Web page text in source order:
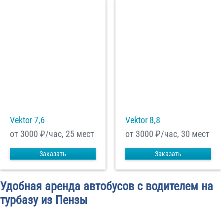
Vektor 7,6
от 3000 ₽/час, 25 мест
Заказать
Vektor 8,8
от 3000 ₽/час, 30 мест
Заказать
Удобная аренда автобусов с водителем на
турбазу из Пензы